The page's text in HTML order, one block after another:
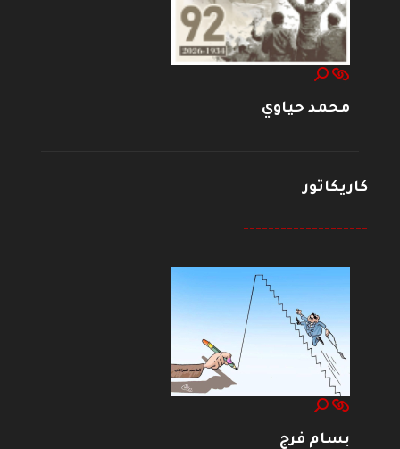
محمد حياوي
كاريكاتور
--------------------
بسام فرج